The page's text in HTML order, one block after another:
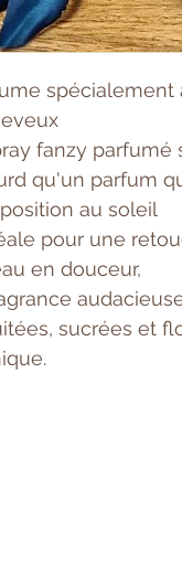
spécialement
fanzy
qu'un parfum
au soleil
pour une
en douceur,
sucrées et